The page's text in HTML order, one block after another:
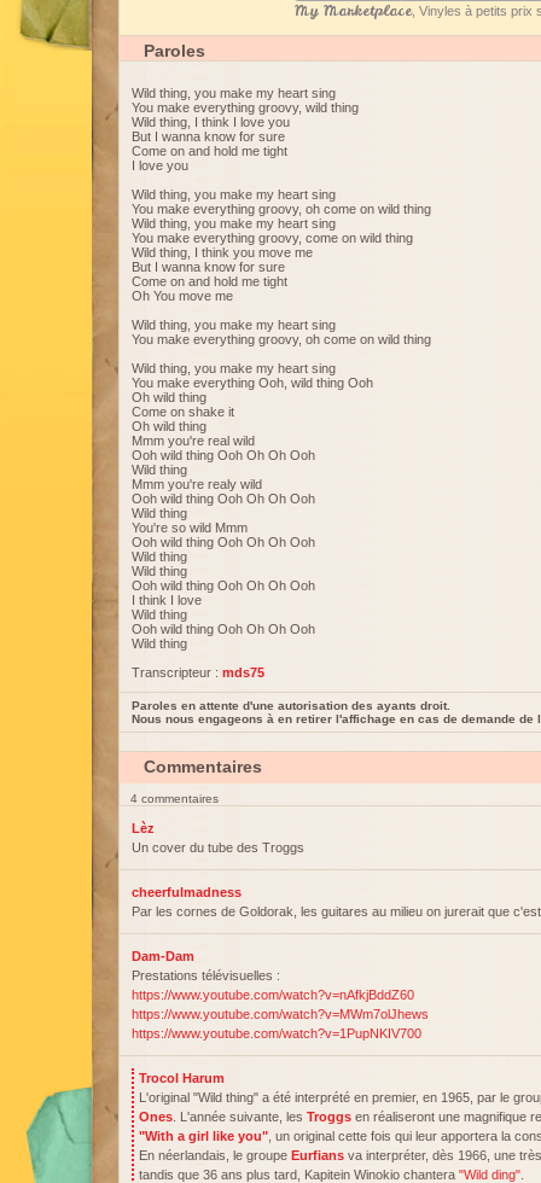
My Marketplace, Vinyles à petits prix
Paroles
Wild thing, you make my heart sing
You make everything groovy, wild thing
Wild thing, I think I love you
But I wanna know for sure
Come on and hold me tight
I love you
Wild thing, you make my heart sing
You make everything groovy, oh come on wild thing
Wild thing, you make my heart sing
You make everything groovy, come on wild thing
Wild thing, I think you move me
But I wanna know for sure
Come on and hold me tight
Oh You move me
Wild thing, you make my heart sing
You make everything groovy, oh come on wild thing
Wild thing, you make my heart sing
You make everything Ooh, wild thing Ooh
Oh wild thing
Come on shake it
Oh wild thing
Mmm you're real wild
Ooh wild thing Ooh Oh Oh Ooh
Wild thing
Mmm you're realy wild
Ooh wild thing Ooh Oh Oh Ooh
Wild thing
You're so wild Mmm
Ooh wild thing Ooh Oh Oh Ooh
Wild thing
Wild thing
Ooh wild thing Ooh Oh Oh Ooh
I think I love
Wild thing
Ooh wild thing Ooh Oh Oh Ooh
Wild thing
Transcripteur : mds75
Paroles en attente d'une autorisation des ayants droit.
Nous nous engageons à en retirer l'affichage en cas de demande de
Commentaires
4 commentaires
Lèz
Un cover du tube des Troggs
cheerfulmadness
Par les cornes de Goldorak, les guitares au milieu on jurerait que
Dam-Dam
Prestations télévisuelles :
https://www.youtube.com/watch?v=nAfkjBddZ60
https://www.youtube.com/watch?v=MWm7olJhews
https://www.youtube.com/watch?v=1PupNKIV700
Trocol Harum
L'original "Wild thing" a été interprété en premier, en 1965, par le
Ones . L'année suivante, les Troggs en réaliseront une magnifique
"With a girl like you" , un original cette fois qui leur apportera la
En néerlandais, le groupe Eurfians va interpréter, dès 1966, une
tandis que 36 ans plus tard, Kapitein Winokio chantera "Wild ding"